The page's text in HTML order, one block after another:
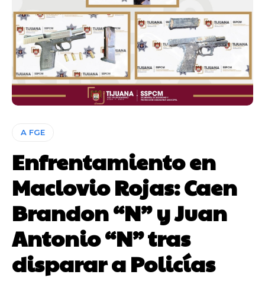
A FGE
Enfrentamiento en
Maclovio Rojas: Caen
Brandon “N” y Juan
Antonio “N” tras
disparar a Policías